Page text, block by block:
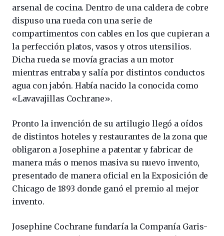
arsenal de cocina. Dentro de una caldera de cobre
dispuso una rueda con una serie de
compartimentos con cables en los que cupieran a
la perfección platos, vasos y otros utensilios.
Dicha rueda se movía gracias a un motor
mientras entraba y salía por distintos conductos
agua con jabón. Había nacido la conocida como
«Lavavajillas Cochrane».
Pronto la invención de su artilugio llegó a oídos
de distintos hoteles y restaurantes de la zona que
obligaron a Josephine a patentar y fabricar de
manera más o menos masiva su nuevo invento,
presentado de manera oficial en la Exposición de
Chicago de 1893 donde ganó el premio al mejor
invento.
Josephine Cochrane fundaría la Companía Garis-